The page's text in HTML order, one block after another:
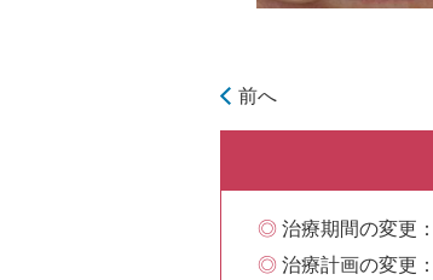
前へ
治療期間の変更
治療計画の変更